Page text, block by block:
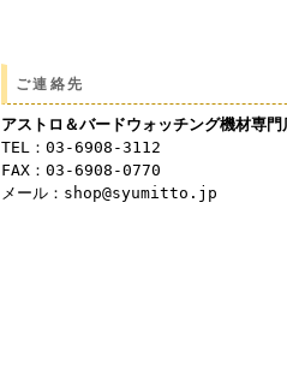
ご連絡先
アストロ＆バードウォッチング機材専
TEL：03-6908-3112
FAX：03-6908-0770
メール：shop@syumitto.jp